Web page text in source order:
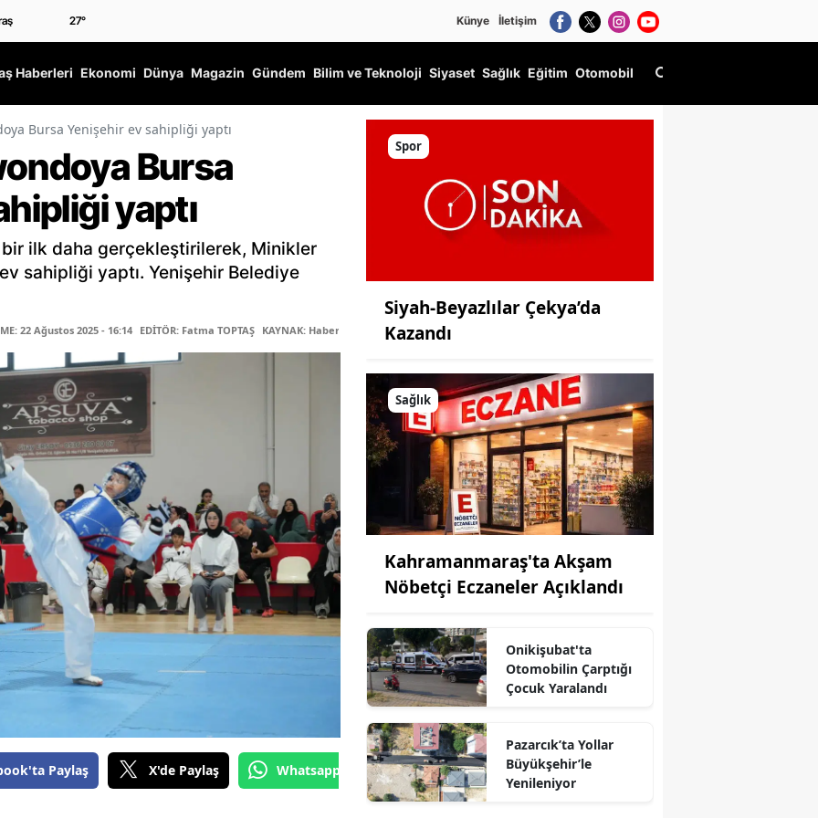
27° Künye İletişim
Haberleri Ekonomi Dünya Magazin Gündem Bilim ve Teknoloji Siyaset Sağlık Eğitim Otomobil
Bursa Yenişehir ev sahipliği yaptı
Bursa
yaptı
bir ilk daha gerçekleştirilerek, Minikler
sahipliği yaptı. Yenişehir Belediye
22 Ağustos 2025 - 16:14 EDİTÖR: Fatma TOPTAŞ KAYNAK: Haber Merkezi
Paylaş X'de Paylaş Whatsapp'tan Gönder
Spor
Siyah-Beyazlılar Çekya’da
Kazandı
Sağlık
Kahramanmaraş'ta Akşam
Nöbetçi Eczaneler Açıklandı
Onikişubat'ta
Otomobilin Çarptığı
Çocuk Yaralandı
Pazarcık’ta Yollar
Büyükşehir’le
Yenileniyor